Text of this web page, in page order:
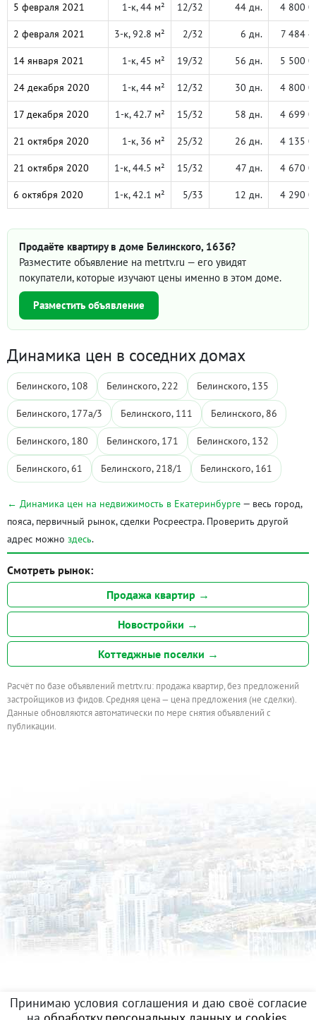
5 февраля 2021 1-к, 44 м² 12/32 44 дн. 4 800
2 февраля 2021 3-к, 92.8 м² 2/32 6 дн. 7 484
14 января 2021 1-к, 45 м² 19/32 56 дн. 5 500
24 декабря 2020 1-к, 44 м² 12/32 30 дн. 4 800
17 декабря 2020 1-к, 42.7 м² 15/32 58 дн. 4 699
21 октября 2020 1-к, 36 м² 25/32 26 дн. 4 135
21 октября 2020 1-к, 44.5 м² 15/32 47 дн. 4 670
6 октября 2020 1-к, 42.1 м² 5/33 12 дн. 4 290
Продаёте квартиру в доме Белинского, 163б?
Разместите объявление на metrtv.ru — его увидят
покупатели, которые изучают цены именно в этом доме.
Разместить объявление
Динамика цен в соседних домах
Белинского, 108 Белинского, 222 Белинского, 135
Белинского, 177а/3 Белинского, 111 Белинского, 86
Белинского, 180 Белинского, 171 Белинского, 132
Белинского, 61 Белинского, 218/1 Белинского, 161
← Динамика цен на недвижимость в Екатеринбурге — весь город,
пояса, первичный рынок, сделки Росреестра. Проверить другой
адрес можно здесь.
Смотреть рынок:
Продажа квартир →
Новостройки →
Коттеджные поселки →
Расчёт по базе объявлений metrtv.ru: продажа квартир, без предложений
застройщиков из фидов. Средняя цена — цена предложения (не сделки).
Данные обновляются автоматически по мере снятия объявлений с
публикации.
Принимаю условия соглашения и даю своё согласие